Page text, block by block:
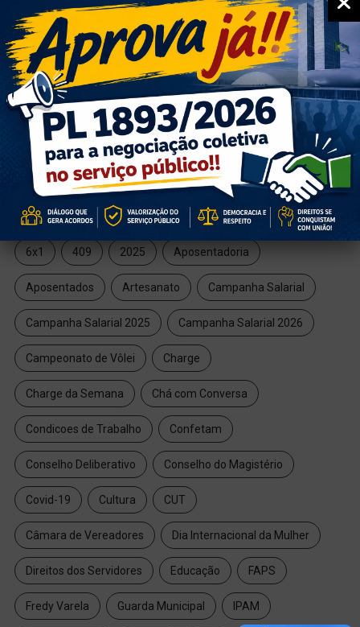
arrecadação e melhora do...
03/08/2026
4
NOTÍCIAS
Festa dos servidores: vamos
comemorar juntos o nosso...
03/08/2026
TAGS
6x1 409 2025 Aposentadoria
Aposentados Artesanato Campanha Salarial
Campanha Salarial 2025 Campanha Salarial 2026
Campeonato de Vôlei Charge
Charge da Semana Chá com Conversa
Condicoes de Trabalho Confetam
Conselho Deliberativo Conselho do Magistério
Covid-19 Cultura CUT
Câmara de Vereadores Dia Internacional da Mulher
Direitos dos Servidores Educação FAPS
Fredy Varela Guarda Municipal IPAM